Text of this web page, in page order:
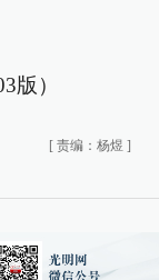
版）
[ 责编：杨煜 ]